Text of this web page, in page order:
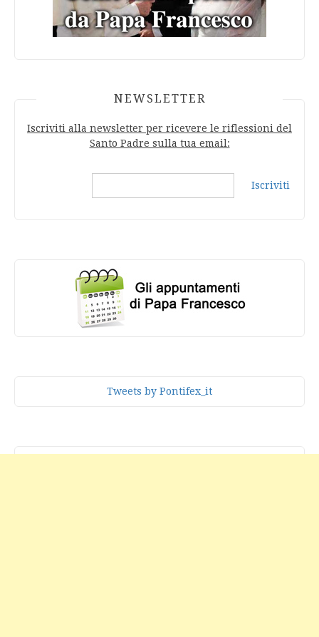
NEWSLETTER
Iscriviti alla newsletter per ricevere le riflessioni del
Santo Padre sulla tua email:
Iscriviti
Tweets by Pontifex_it